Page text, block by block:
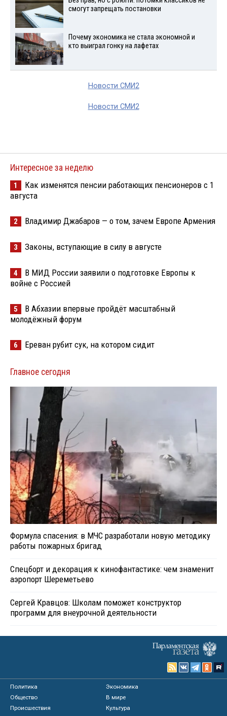
смогут запрещать постановки
Почему экономика не стала экономной и
кто выиграл гонку на лафетах
Новости СМИ2
Новости СМИ2
Интересное за неделю
1
Как изменятся пенсии работающих пенсионеров с 1
августа
2 Владимир Джабаров — о том, зачем Европе Армения
3 Законы, вступающие в силу в августе
4
В МИД России заявили о подготовке Европы к
войне с Россией
5
В Абхазии впервые пройдёт масштабный
молодёжный форум
6 Ереван рубит сук, на котором сидит
Главное сегодня
Формула спасения: в МЧС разработали новую методику
работы пожарных бригад
Спецборт и декорация к кинофантастике: чем знаменит
аэропорт Шереметьево
Сергей Кравцов: Школам поможет конструктор
программ для внеурочной деятельности
Политика
Экономика
Общество
В мире
Происшествия
Культура